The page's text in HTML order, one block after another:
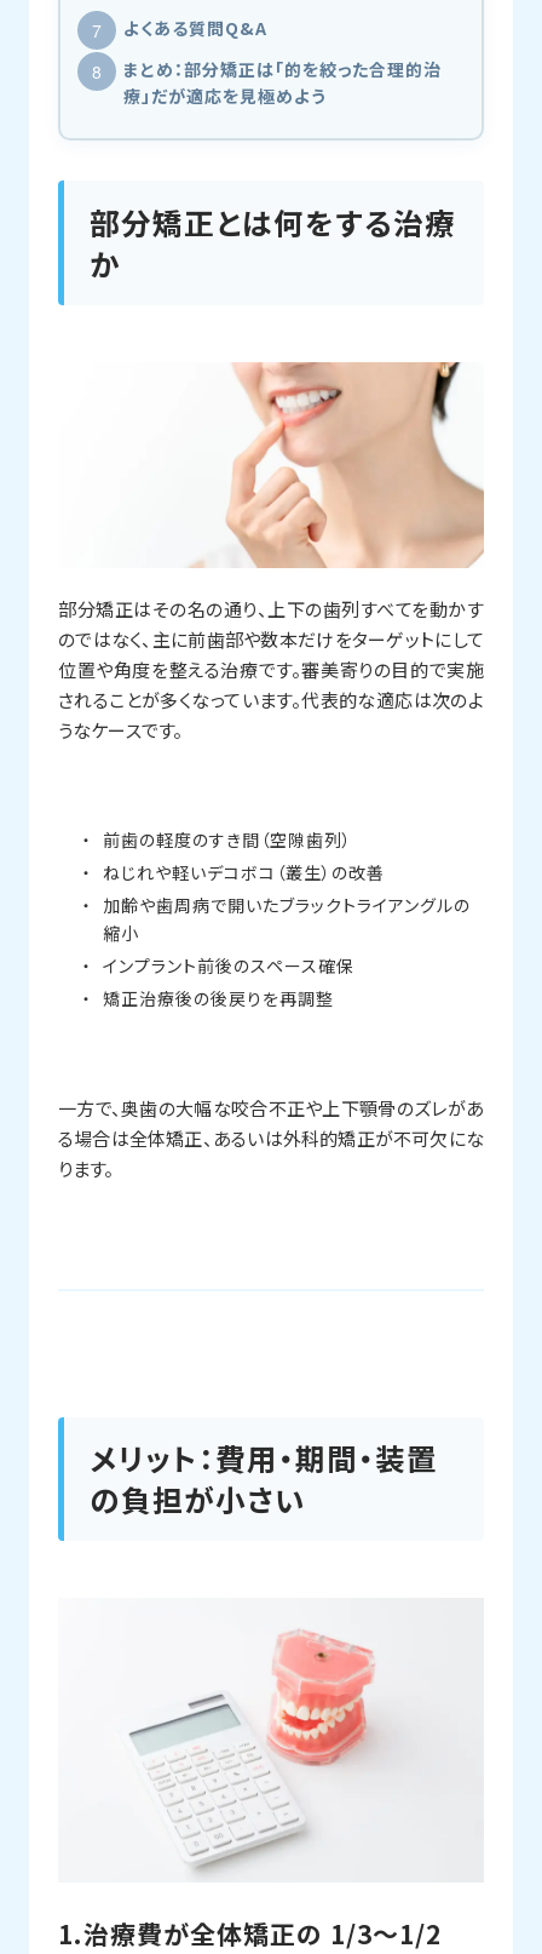
よくある質問Q&A
まとめ：部分矯正は「的を絞った合理的治
療」だが適応を見極めよう
部分矯正とは何をする治療
か
部分矯正はその名の通り、上下の歯列すべてを動かす
のではなく、主に前歯部や数本だけをターゲットにして
位置や角度を整える治療です。審美寄りの目的で実施
されることが多くなっています。代表的な適応は次のよ
うなケースです。
前歯の軽度のすき間（空隙歯列）
ねじれや軽いデコボコ（叢生）の改善
加齢や歯周病で開いたブラックトライアングルの
縮小
インプラント前後のスペース確保
矯正治療後の後戻りを再調整
一方で、奥歯の大幅な咬合不正や上下顎骨のズレがあ
る場合は全体矯正、あるいは外科的矯正が不可欠にな
ります。
メリット：費用・期間・装置
の負担が小さい
1.治療費が全体矯正の 1/3～1/2